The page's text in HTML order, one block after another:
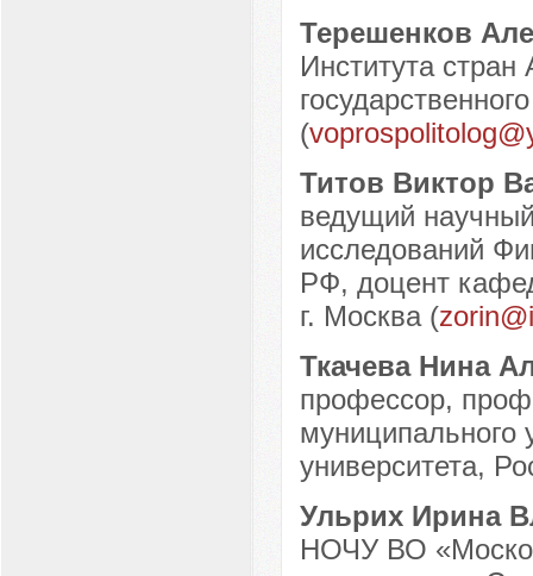
Терешенков
Института
(
Титов Виктор
ведущий
исследований
РФ, доцент
г. Москва (
Ткачева Нина
профессор,
муниципального
университета,
Ульрих Ирина
НОЧУ ВО